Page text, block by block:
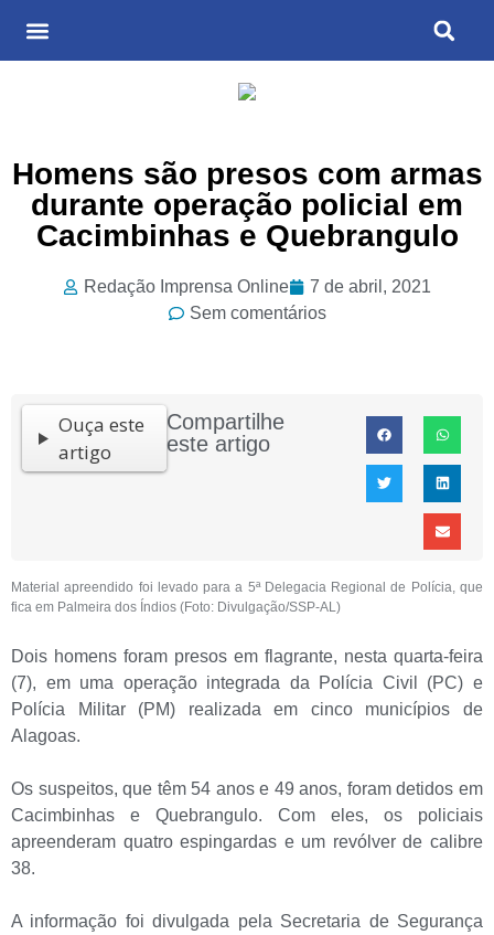
Homens são presos com armas
durante operação policial em
Cacimbinhas e Quebrangulo
Redação Imprensa Online
7 de abril, 2021
Sem comentários
Ouça este
artigo
Compartilhe
este artigo
Material apreendido foi levado para a 5ª Delegacia Regional de Polícia, que
fica em Palmeira dos Índios (Foto: Divulgação/SSP-AL)
Dois homens foram presos em flagrante, nesta quarta-feira
(7), em uma operação integrada da Polícia Civil (PC) e
Polícia Militar (PM) realizada em cinco municípios de
Alagoas.
Os suspeitos, que têm 54 anos e 49 anos, foram detidos em
Cacimbinhas e Quebrangulo. Com eles, os policiais
apreenderam quatro espingardas e um revólver de calibre
38.
A informação foi divulgada pela Secretaria de Segurança